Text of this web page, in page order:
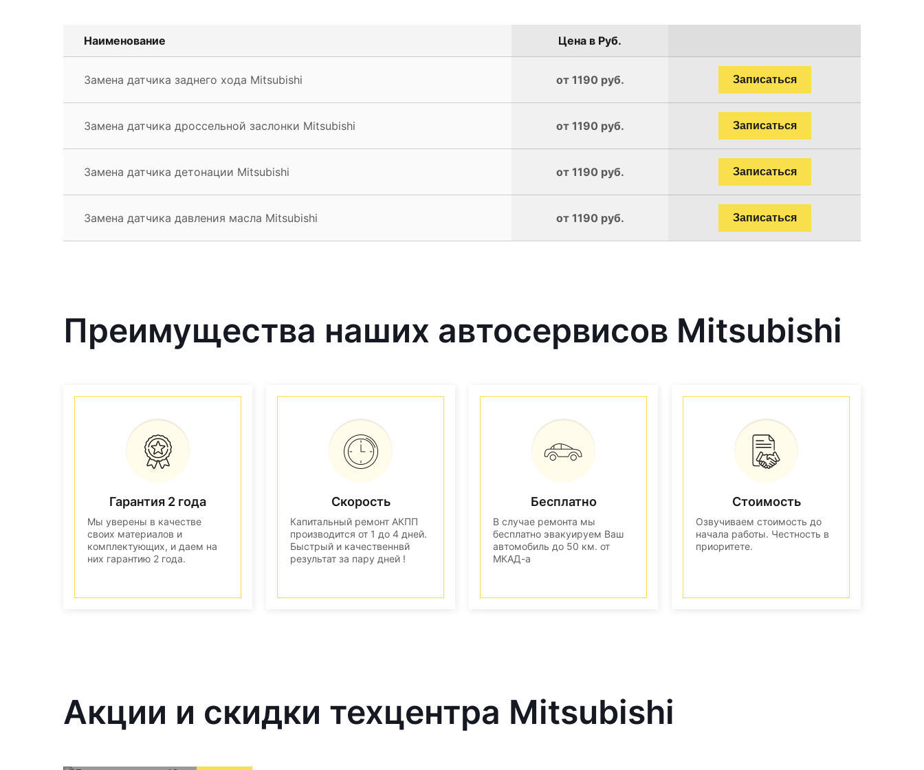
Наименование Цена в Руб.
Замена датчика заднего хода Mitsubishi от 1190 руб. Записаться
Замена датчика дроссельной заслонки Mitsubishi от 1190 руб. Записаться
Замена датчика детонации Mitsubishi от 1190 руб. Записаться
Замена датчика давления масла Mitsubishi от 1190 руб. Записаться
Преимущества наших автосервисов Mitsubishi
Гарантия 2 года
Мы уверены в качестве
своих материалов и
комплектующих, и даем на
них гарантию 2 года.
Скорость
Капитальный ремонт АКПП
производится от 1 до 4 дней.
Быстрый и качественнвй
результат за пару дней !
Бесплатно
В случае ремонта мы
бесплатно эвакуируем Ваш
автомобиль до 50 км. от
МКАД-а
Стоимость
Озвучиваем стоимость до
начала работы. Честность в
приоритете.
Акции и скидки техцентра Mitsubishi